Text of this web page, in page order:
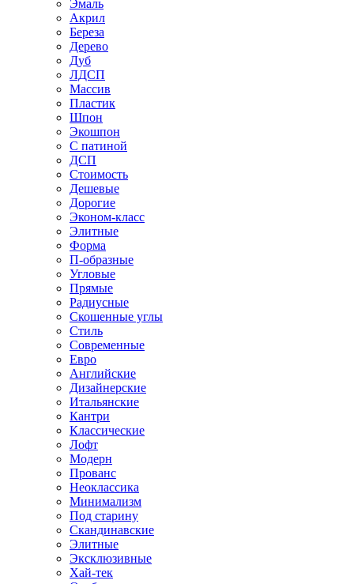
Эмаль
Акрил
Береза
Дерево
Дуб
ЛДСП
Массив
Пластик
Шпон
Экошпон
С патиной
ДСП
Стоимость
Дешевые
Дорогие
Эконом-класс
Элитные
Форма
П-образные
Угловые
Прямые
Радиусные
Скошенные углы
Стиль
Современные
Евро
Английские
Дизайнерские
Итальянские
Кантри
Классические
Лофт
Модерн
Прованс
Неоклассика
Минимализм
Под старину
Скандинавские
Элитные
Эксклюзивные
Хай-тек